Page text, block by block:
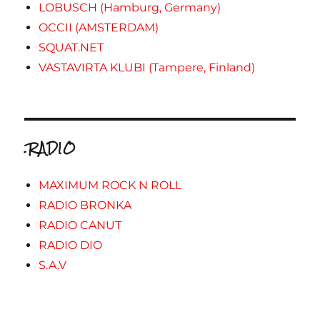
LOBUSCH (Hamburg, Germany)
OCCII (AMSTERDAM)
SQUAT.NET
VASTAVIRTA KLUBI (Tampere, Finland)
.RADIO
MAXIMUM ROCK N ROLL
RADIO BRONKA
RADIO CANUT
RADIO DIO
S.A.V